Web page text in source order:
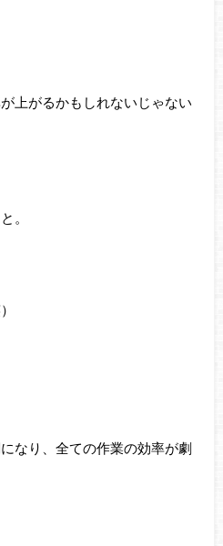
上がるかもしれないじゃない
。
なり、全ての作業の効率が劇